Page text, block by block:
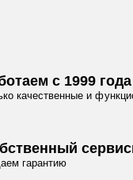
с 1999 года
качественные и
гарантию